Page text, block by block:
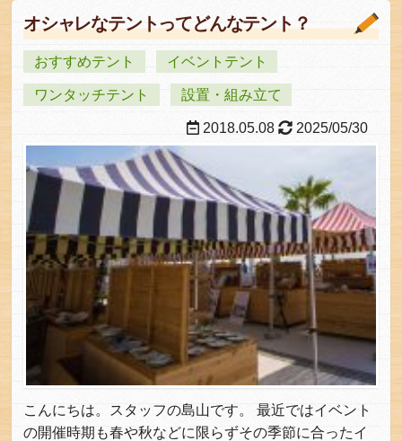
オシャレなテントってどんなテント？
おすすめテント イベントテント
ワンタッチテント 設置・組み立て
2018.05.08 2025/05/30
こんにちは。スタッフの島山です。 最近ではイベント
の開催時期も春や秋などに限らずその季節に合ったイ